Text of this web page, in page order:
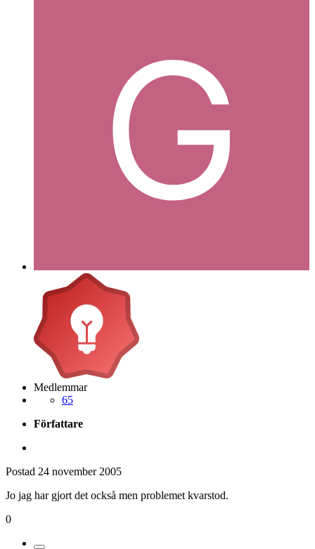
Medlemmar
65
Författare
Postad 24 november 2005
Jo jag har gjort det också men problemet kvarstod.
0